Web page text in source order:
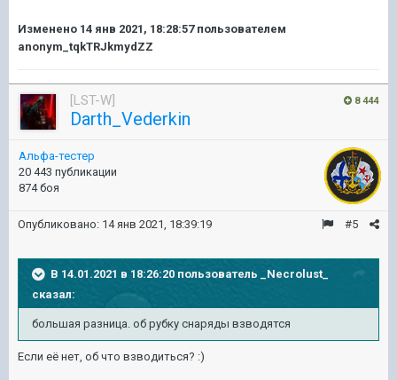
Изменено 14 янв 2021, 18:28:57пользователем
anonym_tqkTRJkmydZZ
8 444
[LST-W]
Darth_Vederkin
Альфа-тестер
20 443 публикации
874 боя
#5
Опубликовано: 14 янв 2021, 18:39:19
В 14.01.2021 в 18:26:20 пользователь
_Necrolust_
сказал:
большая разница. об рубку снаряды взводятся
Если её нет, об что взводиться? :)